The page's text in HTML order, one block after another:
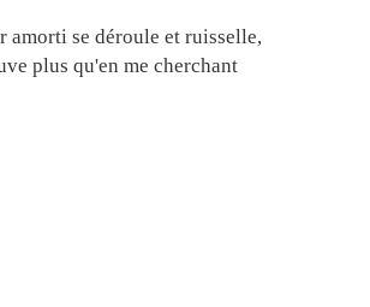
amorti se déroule et ruisselle,
plus qu'en me cherchant